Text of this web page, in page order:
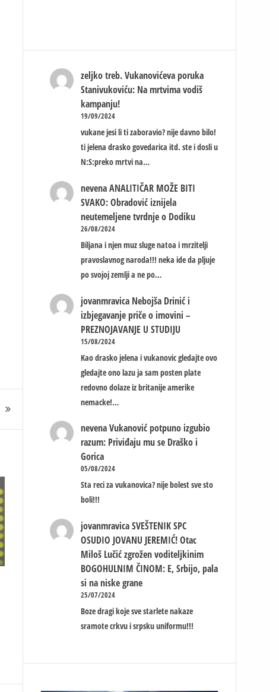
zeljko treb. Vukanovićeva poruka
Stanivukoviću: Na mrtvima vodiš
kampanju!
19/09/2024
vukane jesi li ti zaboravio? nije davno bilo!
ti jelena drasko govedarica itd. ste i dosli u
N:S:preko mrtvi na…
nevena ANALITIČAR MOŽE BITI
SVAKO: Obradović iznijela
neutemeljene tvrdnje o Dodiku
26/08/2024
Biljana i njen muz sluge natoa i mrzitelji
pravoslavnog naroda!!! neka ide da pljuje
po svojoj zemlji a ne po…
jovanmravica Nebojša Drinić i
izbjegavanje priče o imovini –
PREZNOJAVANJE U STUDIJU
15/08/2024
Kao drasko jelena i vukanovic gledajte ovo
gledajte ono lazu ja sam posten plate
redovno dolaze iz britanije amerike
nemacke!…
nevena Vukanović potpuno izgubio
razum: Priviđaju mu se Draško i
Gorica
05/08/2024
Sta reci za vukanovica? nije bolest sve sto
boli!!!
jovanmravica SVEŠTENIK SPC
OSUDIO JOVANU JEREMIĆ! Otac
Miloš Lučić zgrožen voditeljkinim
BOGOHULNIM ČINOM: E, Srbijo, pala
si na niske grane
25/07/2024
Boze dragi koje sve starlete nakaze
sramote crkvu i srpsku uniformu!!!